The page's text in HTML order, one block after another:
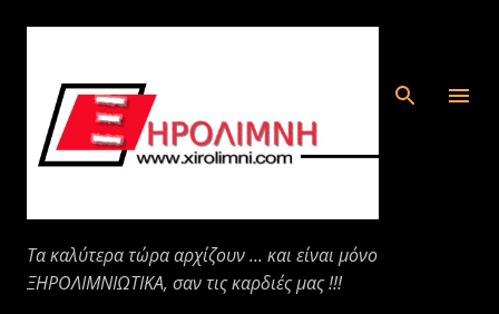
Μετάβαση στο κύριο περιεχόμενο
Τα καλύτερα τώρα αρχίζουν ... και είναι μόνο
ΞΗΡΟΛΙΜΝΙΩΤΙΚΑ, σαν τις καρδιές μας !!!